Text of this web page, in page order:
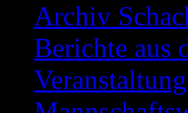
Archiv
Berichte aus